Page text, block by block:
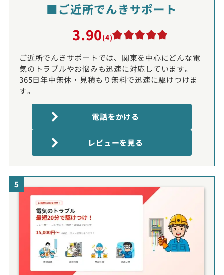
■ご近所でんきサポート
3.90(4)
ご近所でんきサポートでは、関東を中心にどんな電
気のトラブルやお悩みも迅速に対応しています。
365日年中無休・見積もり無料で迅速に駆けつけま
す。
電話をかける
レビューを見る
5